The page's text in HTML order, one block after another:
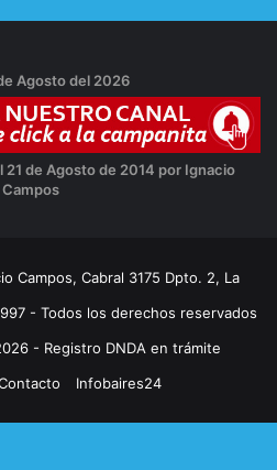
Agosto del 2026
de Agosto de 2014 por Ignacio
Campos
Campos, Cabral 3175 Dpto. 2, La
- Todos los derechos reservados
- Registro DNDA en trámite
Infobaires24